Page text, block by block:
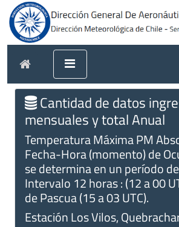
Cantidad de datos
mensuales y total Anual
Temperatura Máxima PM
Fecha-Hora (momento) de
se determina en un período
Intervalo 12 horas : (12 a 00
de Pascua (15 a 03 UTC).
Estación Los Vilos,